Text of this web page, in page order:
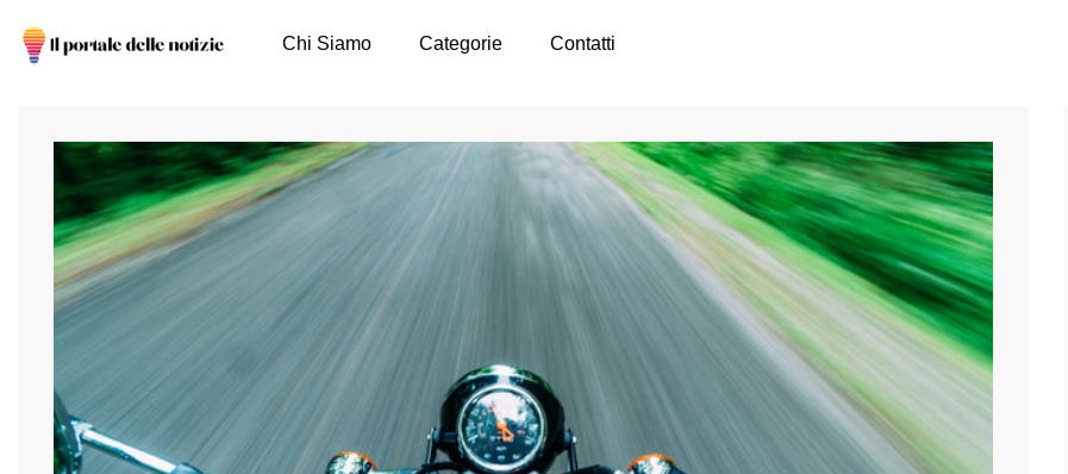
Chi Siamo Categorie Contatti